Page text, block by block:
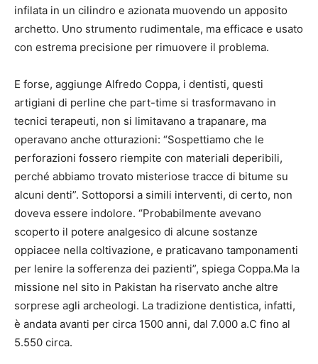
infilata in un cilindro e azionata muovendo un apposito
archetto. Uno strumento rudimentale, ma efficace e usato
con estrema precisione per rimuovere il problema.
E forse, aggiunge Alfredo Coppa, i dentisti, questi
artigiani di perline che part-time si trasformavano in
tecnici terapeuti, non si limitavano a trapanare, ma
operavano anche otturazioni: “Sospettiamo che le
perforazioni fossero riempite con materiali deperibili,
perché abbiamo trovato misteriose tracce di bitume su
alcuni denti”. Sottoporsi a simili interventi, di certo, non
doveva essere indolore. “Probabilmente avevano
scoperto il potere analgesico di alcune sostanze
oppiacee nella coltivazione, e praticavano tamponamenti
per lenire la sofferenza dei pazienti”, spiega Coppa.Ma la
missione nel sito in Pakistan ha riservato anche altre
sorprese agli archeologi. La tradizione dentistica, infatti,
è andata avanti per circa 1500 anni, dal 7.000 a.C fino al
5.550 circa.